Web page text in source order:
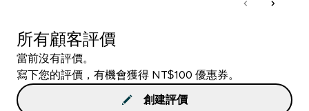
所有顧客評價
當前沒有評價。
寫下您的評價，有機會獲得 NT$100 優惠券。
創建評價